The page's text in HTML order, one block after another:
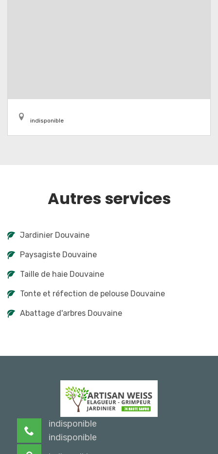
indisponible
Autres services
Jardinier Douvaine
Paysagiste Douvaine
Taille de haie Douvaine
Tonte et réfection de pelouse Douvaine
Abattage d'arbres Douvaine
indisponible
indisponible